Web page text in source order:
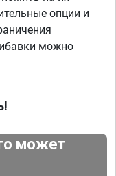
опции и
можно
может